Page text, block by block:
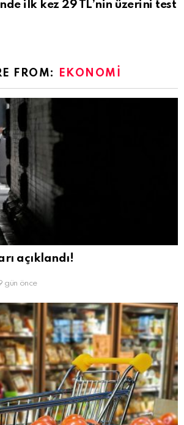
ilk kez 29 TL’nin üzerini test
FROM: EKONOMI
açıklandı!
gün önce